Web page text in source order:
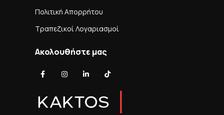
Πολιτική Απορρήτου
Τραπεζικοί Λογαριασμοί
Ακολουθήστε μας